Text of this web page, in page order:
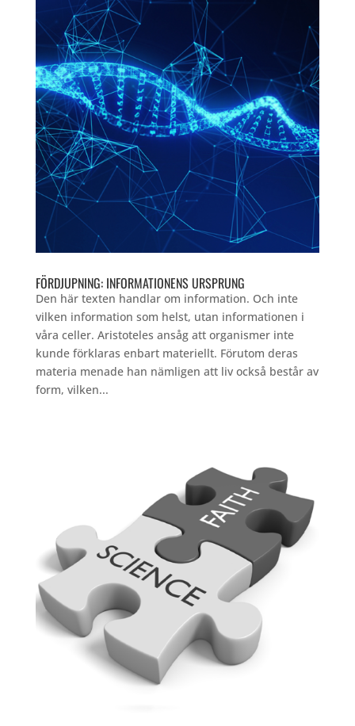
FÖRDJUPNING: INFORMATIONENS URSPRUNG
Den här texten handlar om information. Och inte
vilken information som helst, utan informationen i
våra celler. Aristoteles ansåg att organismer inte
kunde förklaras enbart materiellt. Förutom deras
materia menade han nämligen att liv också består av
form, vilken...